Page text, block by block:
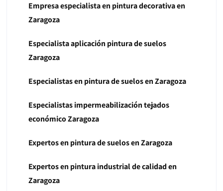
Empresa especialista en pintura decorativa en
Zaragoza
Especialista aplicación pintura de suelos
Zaragoza
Especialistas en pintura de suelos en Zaragoza
Especialistas impermeabilización tejados
económico Zaragoza
Expertos en pintura de suelos en Zaragoza
Expertos en pintura industrial de calidad en
Zaragoza